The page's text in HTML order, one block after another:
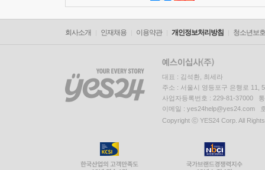
회사소개 인재채용 이용약관 개인정보처리방침 청소년보
대표 : 김석환, 최세라
주소 : 서울시 영등포구 은행로 11,
사업자등록번호 : 229-81-37000
이메일 : yes24help@yes24.com
Copyright ⓒ YES24 Corp. All